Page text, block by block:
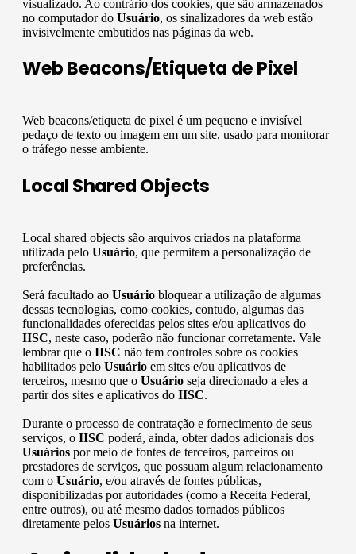
visualizado. Ao contrário dos cookies, que são armazenados
no computador do Usuário, os sinalizadores da web estão
invisivelmente embutidos nas páginas da web.
Web Beacons/Etiqueta de Pixel
Web beacons/etiqueta de pixel é um pequeno e invisível
pedaço de texto ou imagem em um site, usado para monitorar
o tráfego nesse ambiente.
Local Shared Objects
Local shared objects são arquivos criados na plataforma
utilizada pelo Usuário, que permitem a personalização de
preferências.
Será facultado ao Usuário bloquear a utilização de algumas
dessas tecnologias, como cookies, contudo, algumas das
funcionalidades oferecidas pelos sites e/ou aplicativos do
IISC, neste caso, poderão não funcionar corretamente. Vale
lembrar que o IISC não tem controles sobre os cookies
habilitados pelo Usuário em sites e/ou aplicativos de
terceiros, mesmo que o Usuário seja direcionado a eles a
partir dos sites e aplicativos do IISC.
Durante o processo de contratação e fornecimento de seus
serviços, o IISC poderá, ainda, obter dados adicionais dos
Usuários por meio de fontes de terceiros, parceiros ou
prestadores de serviços, que possuam algum relacionamento
com o Usuário, e/ou através de fontes públicas,
disponibilizadas por autoridades (como a Receita Federal,
entre outros), ou até mesmo dados tornados públicos
diretamente pelos Usuários na internet.